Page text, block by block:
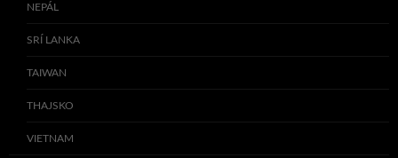
NEPÁL
SRÍ LANKA
TAIWAN
THAJSKO
VIETNAM